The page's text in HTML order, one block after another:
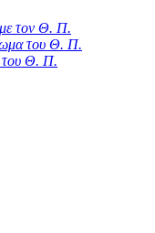
με τον Θ. Π.
του Θ. Π.
του Θ. Π.